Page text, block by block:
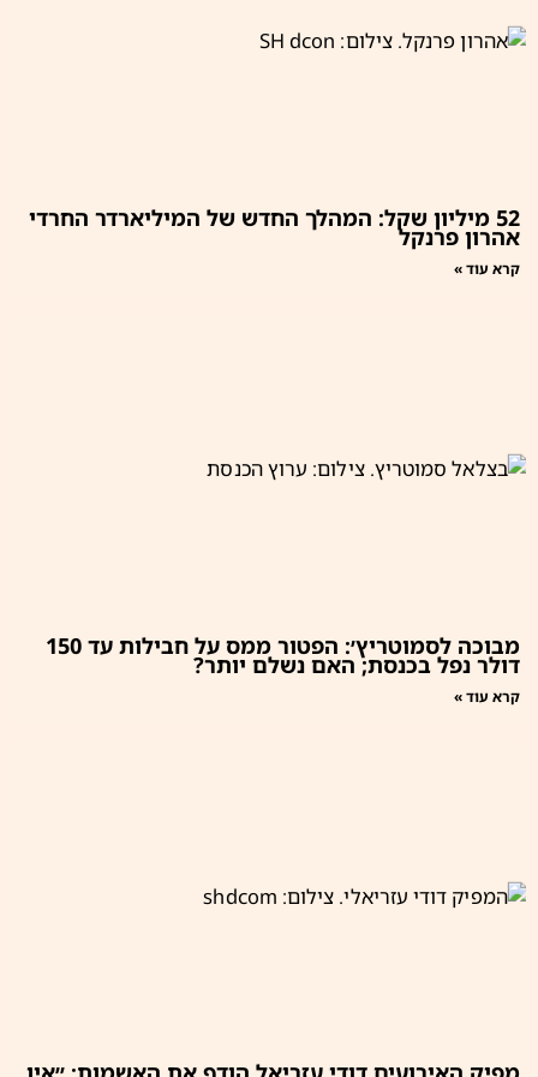
52 מיליון שקל: המהלך החדש של המיליארדר החרדי
אהרון פרנקל
קרא עוד »
מבוכה לסמוטריץ׳: הפטור ממס על חבילות עד 150
דולר נפל בכנסת; האם נשלם יותר?
קרא עוד »